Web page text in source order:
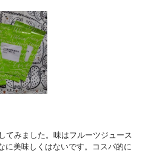
てみました。味はフルーツジュース
に美味しくはないです。コスパ的に